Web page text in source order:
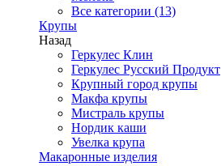
Все категории (13)
Крупы
Назад
Геркулес Клин
Геркулес Русский Продукт
Крупный город крупы
Макфа крупы
Мистраль крупы
Нордик каши
Увелка крупа
Макаронные изделия